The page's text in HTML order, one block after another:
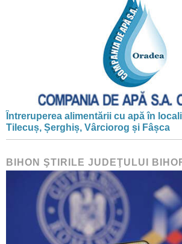
Întreruperea alimentării cu apă în
Tilecuș, Șerghiș, Vârciorog și Fâșca
BIHON ŞTIRILE JUDEŢULUI